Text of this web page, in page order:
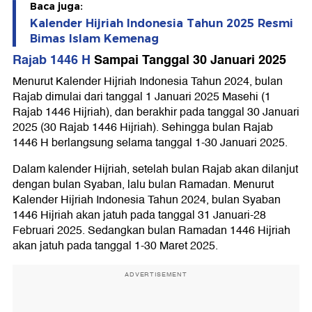
Baca juga:
Kalender Hijriah Indonesia Tahun 2025 Resmi
Bimas Islam Kemenag
Rajab 1446 H Sampai Tanggal 30 Januari 2025
Menurut Kalender Hijriah Indonesia Tahun 2024, bulan
Rajab dimulai dari tanggal 1 Januari 2025 Masehi (1
Rajab 1446 Hijriah), dan berakhir pada tanggal 30 Januari
2025 (30 Rajab 1446 Hijriah). Sehingga bulan Rajab
1446 H berlangsung selama tanggal 1-30 Januari 2025.
Dalam kalender Hijriah, setelah bulan Rajab akan dilanjut
dengan bulan Syaban, lalu bulan Ramadan. Menurut
Kalender Hijriah Indonesia Tahun 2024, bulan Syaban
1446 Hijriah akan jatuh pada tanggal 31 Januari-28
Februari 2025. Sedangkan bulan Ramadan 1446 Hijriah
akan jatuh pada tanggal 1-30 Maret 2025.
ADVERTISEMENT